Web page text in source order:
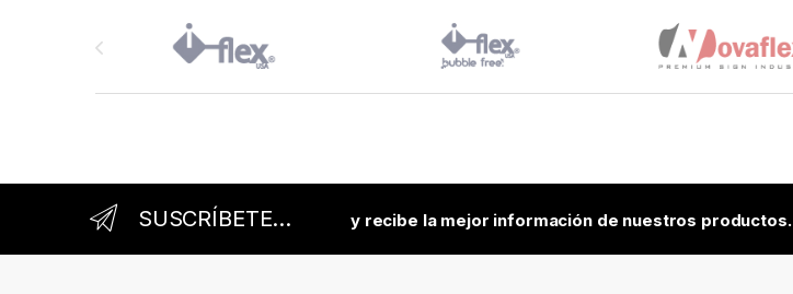
Brands Carousel
SUSCRÍBETE... y recibe la mejor información de nuestros productos.